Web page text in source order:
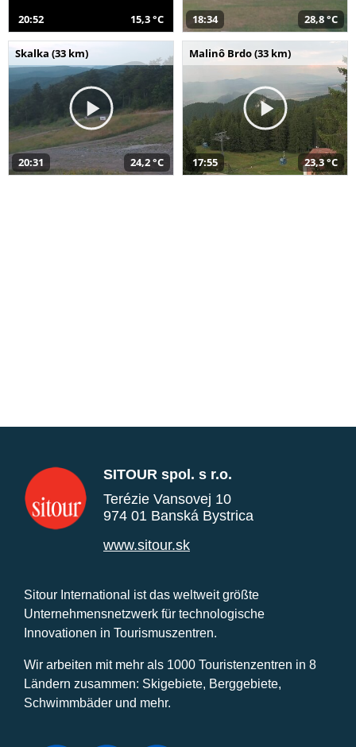
20:52 15,3 °C 18:34 28,8 °C
Skalka (33 km)
20:31 24,2 °C
Malinô Brdo (33 km)
17:55 23,3 °C
SITOUR spol. s r.o.
Terézie Vansovej 10
974 01 Banská Bystrica
www.sitour.sk
Sitour International ist das weltweit größte
Unternehmensnetzwerk für technologische
Innovationen in Tourismuszentren.
Wir arbeiten mit mehr als 1000 Touristenzentren in 8
Ländern zusammen: Skigebiete, Berggebiete,
Schwimmbäder und mehr.